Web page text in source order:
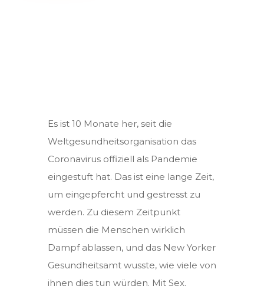
Es ist 10 Monate her, seit die
Weltgesundheitsorganisation das
Coronavirus offiziell als Pandemie
eingestuft hat. Das ist eine lange Zeit,
um eingepfercht und gestresst zu
werden. Zu diesem Zeitpunkt
müssen die Menschen wirklich
Dampf ablassen, und das New Yorker
Gesundheitsamt wusste, wie viele von
ihnen dies tun würden. Mit Sex.